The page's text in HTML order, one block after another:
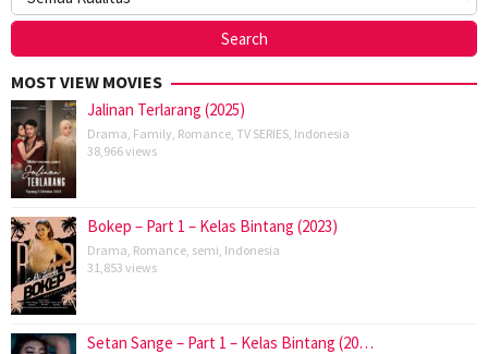
MOST VIEW MOVIES
Jalinan Terlarang (2025)
Drama Family Romance TV SERIES Indonesia
38,966 views
Bokep – Part 1 – Kelas Bintang (2023)
Drama Romance semi Indonesia
31,853 views
Setan Sange – Part 1 – Kelas Bintang (20…